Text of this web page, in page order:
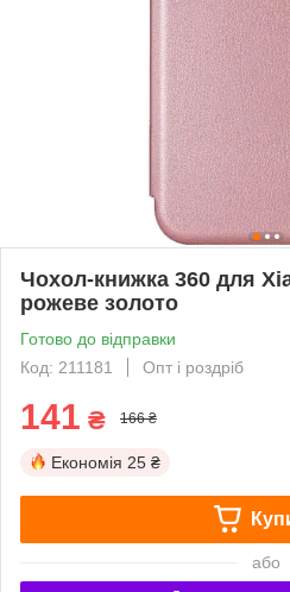
Чохол-книжка 360 для
рожеве золото
Готово до відправки
Код: 211181
Опт і роздріб
141 ₴ 166 ₴
Економія 25 ₴
або